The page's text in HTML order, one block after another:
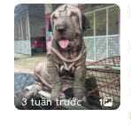
3 tuần trước 1